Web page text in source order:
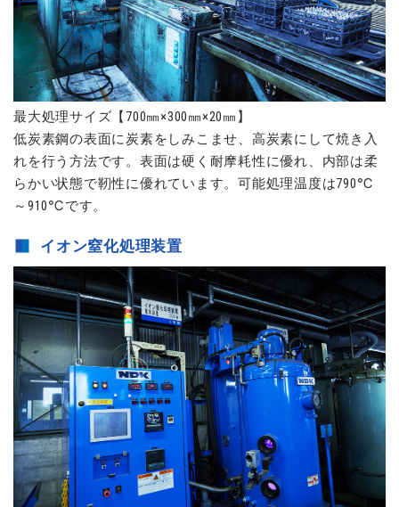
最大処理サイズ【700㎜×300㎜×20㎜】
低炭素鋼の表面に炭素をしみこませ、高炭素にして焼き入
れを行う方法です。表面は硬く耐摩耗性に優れ、内部は柔
らかい状態で靭性に優れています。可能処理温度は790℃
～910℃です。
イオン窒化処理装置